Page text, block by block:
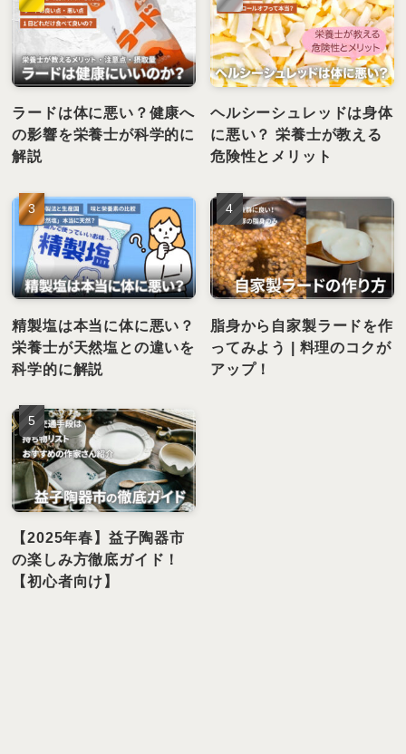
ラードは体に悪い？健康へ
の影響を栄養士が科学的に
解説
ヘルシーシュレッドは身体
に悪い？ 栄養士が教える
危険性とメリット
精製塩は本当に体に悪い？
栄養士が天然塩との違いを
科学的に解説
脂身から自家製ラードを作
ってみよう | 料理のコクが
アップ！
【2025年春】益子陶器市
の楽しみ方徹底ガイド！
【初心者向け】